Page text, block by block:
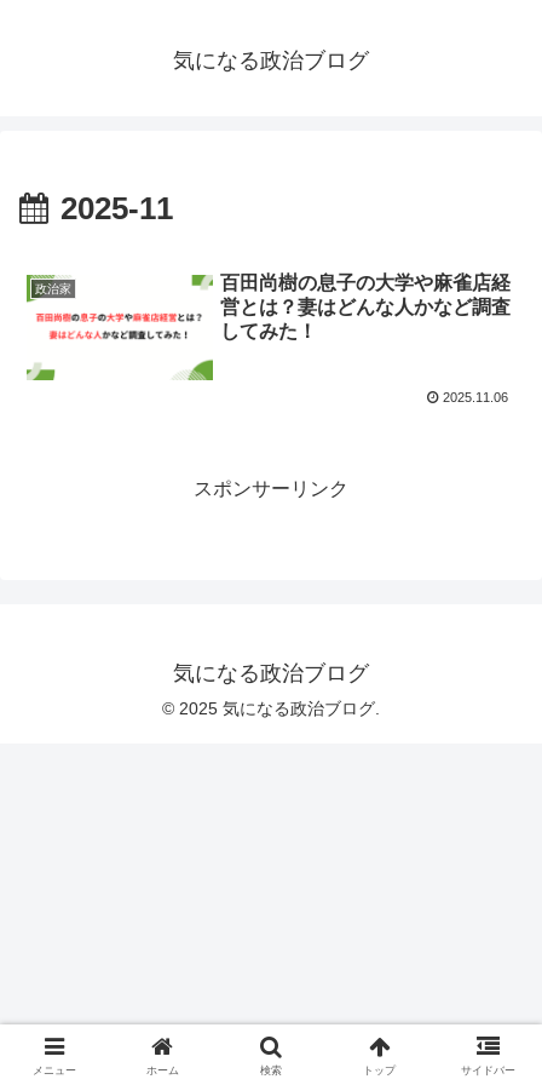
気になる政治ブログ
2025-11
政治家
百田尚樹の息子の大学や麻雀店経
営とは？妻はどんな人かなど調査
してみた！
2025.11.06
スポンサーリンク
気になる政治ブログ
© 2025 気になる政治ブログ.
メニュー ホーム 検索 トップ サイドバー